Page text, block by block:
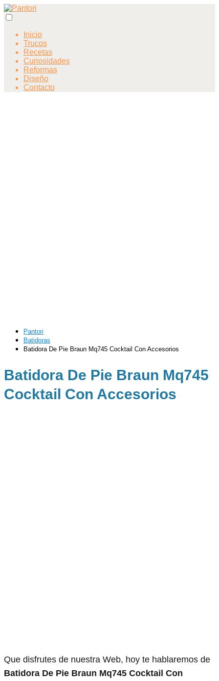
Inicio
Trucos
Recetas
Curiosidades
Reformas
Diseño
Contacto
Pantori
Batidoras
Batidora De Pie Braun Mq745 Cocktail Con Accesorios
Batidora De Pie Braun Mq745
Cocktail Con Accesorios
Que disfrutes de nuestra Web, hoy te hablaremos de
Batidora De Pie Braun Mq745 Cocktail Con